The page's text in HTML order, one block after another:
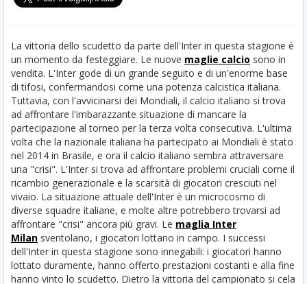
La vittoria dello scudetto da parte dell'Inter in questa stagione è
un momento da festeggiare. Le nuove maglie calcio sono in
vendita. L'Inter gode di un grande seguito e di un'enorme base
di tifosi, confermandosi come una potenza calcistica italiana.
Tuttavia, con l'avvicinarsi dei Mondiali, il calcio italiano si trova
ad affrontare l'imbarazzante situazione di mancare la
partecipazione al torneo per la terza volta consecutiva. L'ultima
volta che la nazionale italiana ha partecipato ai Mondiali è stato
nel 2014 in Brasile, e ora il calcio italiano sembra attraversare
una "crisi". L'Inter si trova ad affrontare problemi cruciali come il
ricambio generazionale e la scarsità di giocatori cresciuti nel
vivaio. La situazione attuale dell'Inter è un microcosmo di
diverse squadre italiane, e molte altre potrebbero trovarsi ad
affrontare "crisi" ancora più gravi. Le maglia Inter
Milan sventolano, i giocatori lottano in campo. I successi
dell'Inter in questa stagione sono innegabili: i giocatori hanno
lottato duramente, hanno offerto prestazioni costanti e alla fine
hanno vinto lo scudetto. Dietro la vittoria del campionato si cela